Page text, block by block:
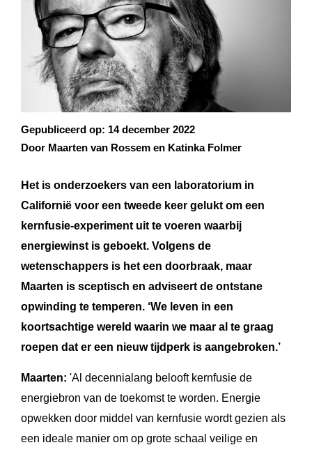
Gepubliceerd op: 14 december 2022
Door Maarten van Rossem en Katinka Folmer
Het is onderzoekers van een laboratorium in
Californië voor een tweede keer gelukt om een
kernfusie-experiment uit te voeren waarbij
energiewinst is geboekt. Volgens de
wetenschappers is het een doorbraak, maar
Maarten is sceptisch en adviseert de ontstane
opwinding te temperen. ‘We leven in een
koortsachtige wereld waarin we maar al te graag
roepen dat er een nieuw tijdperk is aangebroken.’
Maarten: 'Al decennialang belooft kernfusie de
energiebron van de toekomst te worden. Energie
opwekken door middel van kernfusie wordt gezien als
een ideale manier om op grote schaal veilige en